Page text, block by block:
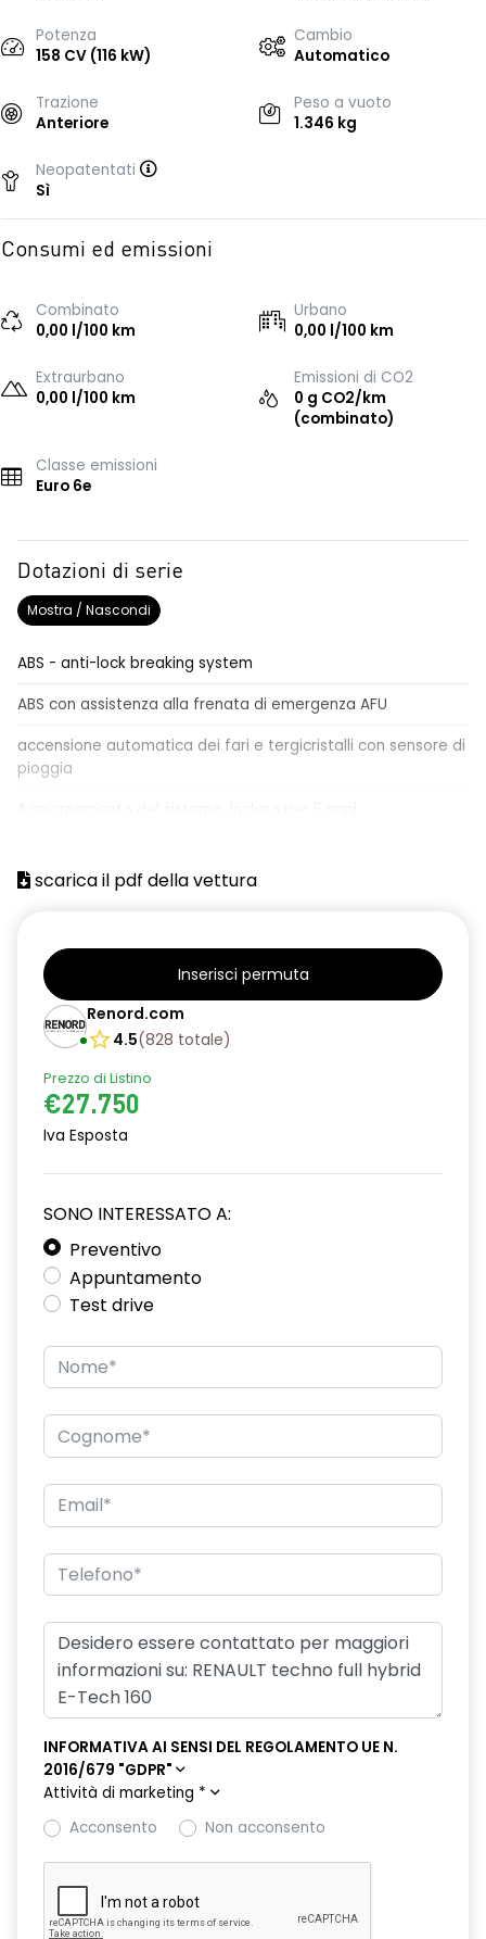
Potenza
158 CV (116 kW)
Cambio
Automatico
Trazione
Anteriore
Peso a vuoto
1.346 kg
Neopatentati
Sì
Consumi ed emissioni
Combinato
0,00 l/100 km
Urbano
0,00 l/100 km
Extraurbano
0,00 l/100 km
Emissioni di CO2
0 g CO2/km
(combinato)
Classe emissioni
Euro 6e
Dotazioni di serie
Mostra / Nascondi
ABS - anti-lock breaking system
ABS con assistenza alla frenata di emergenza AFU
accensione automatica dei fari e tergicristalli con sensore di
pioggia
posteriori
alzacristalli anteriori elettrici impulsionali
alzacristalli posteriori elettrici impulsionali
assistenza alla partenza in salita
climatizzatore automatico
distance warning avviso distanza di sicurezza
driver display 10''
eCall funzionalità soggetta a copertura di rete;
compatibilità 2G/3G o 4G/5G a seconda del veicolo
emergency lane keep assist assistenza d'emergenza al
mantenimento della corsia
fari full LED adaptative vision, con funzione fendinebbia
integrata
freno di stazionamento elettrico con funzione Auto-Hold
hands-free card per apertura/chiusura porte e avviamento
HAR02
intelligent speed assist assistenza al superamento dei limiti
di velocità
lunotto posteriore con funzione sbrinamento
multi-sense a 4 modalità
privacy glass
scarica il pdf della vettura
Inserisci permuta
Renord.com
4.5(828 totale)
Prezzo di Listino
€27.750
Iva Esposta
SONO INTERESSATO A:
Preventivo
Appuntamento
Test drive
INFORMATIVA AI SENSI DEL REGOLAMENTO UE N.
2016/679 "GDPR"
Attività di marketing *
Acconsento
Non acconsento